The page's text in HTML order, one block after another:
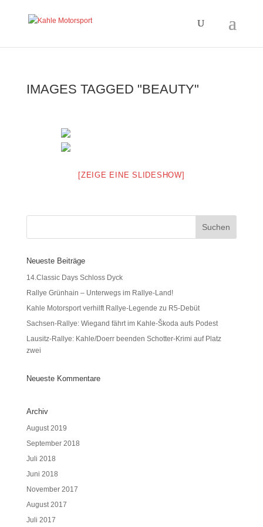
IMAGES TAGGED "BEAUTY"
[ZEIGE EINE SLIDESHOW]
Neueste Beiträge
14.Classic Days Schloss Dyck
Rallye Grünhain – Unterwegs im Rallye-Land!
Kahle Motorsport verhilft Rallye-Legende zu R5-Debüt
Sachsen-Rallye: Wiegand fährt im Kahle-Škoda aufs Podest
Lausitz-Rallye: Kahle/Doerr beenden Schotter-Krimi auf Platz
zwei
Neueste Kommentare
Archiv
August 2019
September 2018
Juli 2018
Juni 2018
November 2017
August 2017
Juli 2017